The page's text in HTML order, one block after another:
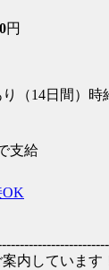
円
（14日間）時
支給
OK
内していま